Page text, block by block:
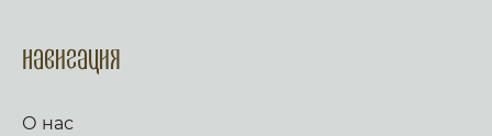
Навигация
О нас